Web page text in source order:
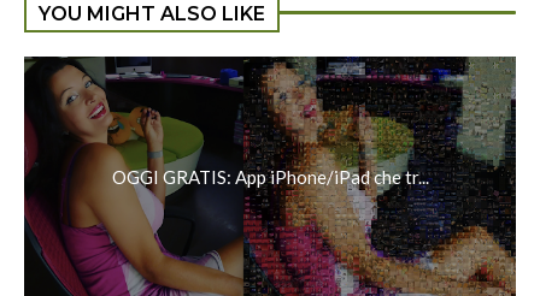
YOU MIGHT ALSO LIKE
OGGI GRATIS: App iPhone/iPad che tr...